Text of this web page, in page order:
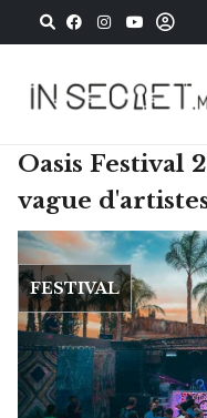
Oasis Festival
vague
FESTIVAL